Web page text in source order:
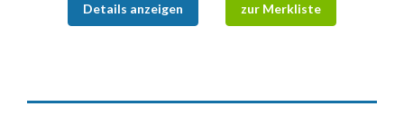
Details anzeigen zur Merkliste